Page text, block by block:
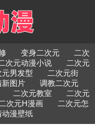
变身二次元
二次
次元动漫小说
二次元
元男发型
二次元街
新图片
调教二次元
二次元教室
二次元
二次元H漫画
二次元怎
动漫壁纸